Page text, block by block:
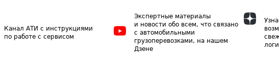
Канал АТИ с инструкциями
по работе с сервисом
Экспертные материалы
и новости обо всем, что связано
с автомобильными
грузоперевозками, на нашем
Дзене